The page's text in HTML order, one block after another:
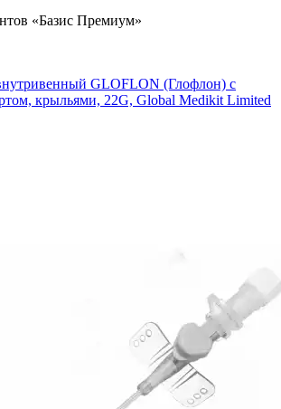
«Базис Премиум»
GLOFLON (Глофлон) с
крыльями, 22G, Global Medikit Limited